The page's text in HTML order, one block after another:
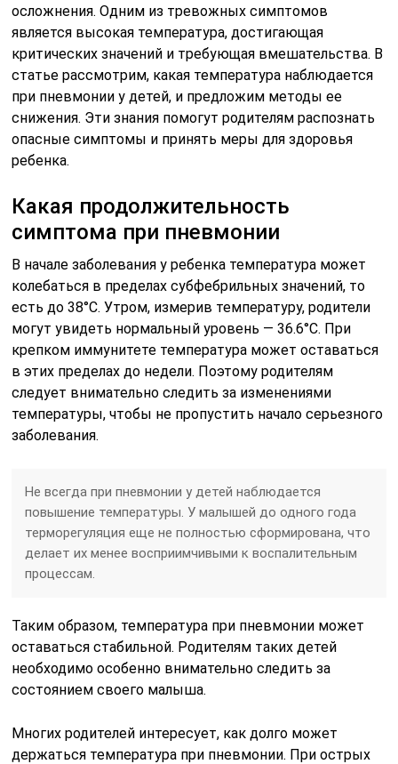
осложнения. Одним из тревожных симптомов
является высокая температура, достигающая
критических значений и требующая вмешательства. В
статье рассмотрим, какая температура наблюдается
при пневмонии у детей, и предложим методы ее
снижения. Эти знания помогут родителям распознать
опасные симптомы и принять меры для здоровья
ребенка.
Какая продолжительность
симптома при пневмонии
В начале заболевания у ребенка температура может
колебаться в пределах субфебрильных значений, то
есть до 38°С. Утром, измерив температуру, родители
могут увидеть нормальный уровень — 36.6°С. При
крепком иммунитете температура может оставаться
в этих пределах до недели. Поэтому родителям
следует внимательно следить за изменениями
температуры, чтобы не пропустить начало серьезного
заболевания.
Не всегда при пневмонии у детей наблюдается
повышение температуры. У малышей до одного года
терморегуляция еще не полностью сформирована, что
делает их менее восприимчивыми к воспалительным
процессам.
Таким образом, температура при пневмонии может
оставаться стабильной. Родителям таких детей
необходимо особенно внимательно следить за
состоянием своего малыша.
Многих родителей интересует, как долго может
держаться температура при пневмонии. При острых